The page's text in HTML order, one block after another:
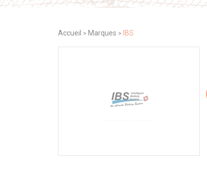
Accueil > Marques > IBS